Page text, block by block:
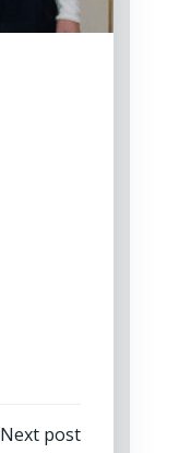
Next post